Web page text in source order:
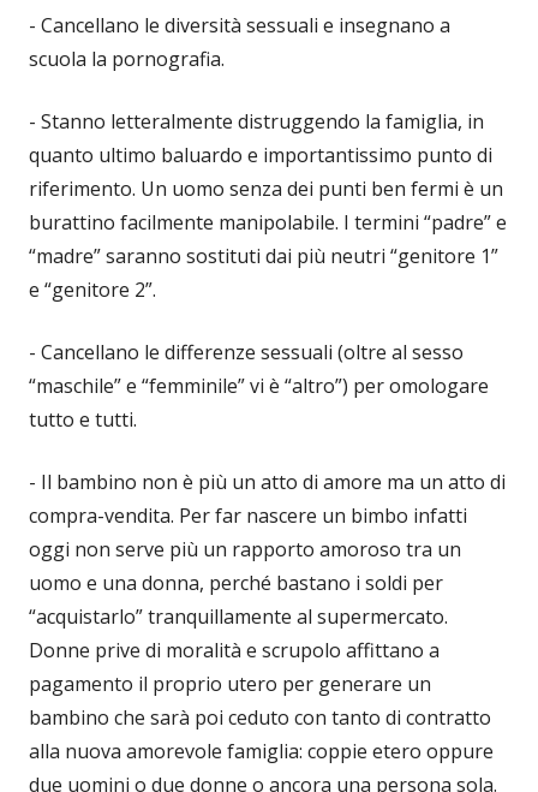
- Cancellano le diversità sessuali e insegnano a
scuola la pornografia.
- Stanno letteralmente distruggendo la famiglia, in
quanto ultimo baluardo e importantissimo punto di
riferimento. Un uomo senza dei punti ben fermi è un
burattino facilmente manipolabile. I termini “padre” e
“madre” saranno sostituti dai più neutri “genitore 1”
e “genitore 2”.
- Cancellano le differenze sessuali (oltre al sesso
“maschile” e “femminile” vi è “altro”) per omologare
tutto e tutti.
- Il bambino non è più un atto di amore ma un atto di
compra-vendita. Per far nascere un bimbo infatti
oggi non serve più un rapporto amoroso tra un
uomo e una donna, perché bastano i soldi per
“acquistarlo” tranquillamente al supermercato.
Donne prive di moralità e scrupolo affittano a
pagamento il proprio utero per generare un
bambino che sarà poi ceduto con tanto di contratto
alla nuova amorevole famiglia: coppie etero oppure
due uomini o due donne o ancora una persona sola.